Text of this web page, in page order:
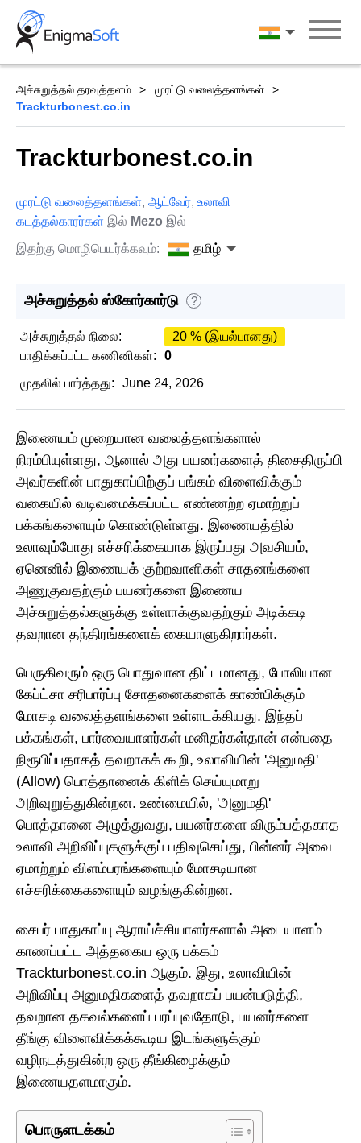
Skip
content
தமிழ்
அச்சுறுத்தல் தரவுத்தளம்
முரட்டு வலைத்தளங்கள்
Trackturbonest.co.in
Trackturbonest.co.in
முரட்டு வலைத்தளங்கள், ஆட்வேர், உலாவி
கடத்தல்காரர்கள் இல் Mezo இல்
இதற்கு மொழிபெயர்க்கவும்:
தமிழ்
அச்சுறுத்தல் ஸ்கோர்கார்டு ?
அச்சுறுத்தல் நிலை:
20 % (இயல்பானது)
பாதிக்கப்பட்ட கணினிகள்:
0
முதலில் பார்த்தது:
June 24, 2026
இணையம் முறையான வலைத்தளங்களால்
நிரம்பியுள்ளது, ஆனால் அது பயனர்களைத் திசைதிருப்பி
அவர்களின் பாதுகாப்பிற்குப் பங்கம் விளைவிக்கும்
வகையில் வடிவமைக்கப்பட்ட எண்ணற்ற ஏமாற்றுப்
பக்கங்களையும் கொண்டுள்ளது. இணையத்தில்
உலாவும்போது எச்சரிக்கையாக இருப்பது அவசியம்,
ஏனெனில் இணையக் குற்றவாளிகள் சாதனங்களை
அணுகுவதற்கும் பயனர்களை இணைய
அச்சுறுத்தல்களுக்கு உள்ளாக்குவதற்கும் அடிக்கடி
தவறான தந்திரங்களைக் கையாளுகிறார்கள்.
பெருகிவரும் ஒரு பொதுவான திட்டமானது, போலியான
கேப்ட்சா சரிபார்ப்பு சோதனைகளைக் காண்பிக்கும்
மோசடி வலைத்தளங்களை உள்ளடக்கியது. இந்தப்
பக்கங்கள், பார்வையாளர்கள் மனிதர்கள்தான் என்பதை
நிரூபிப்பதாகத் தவறாகக் கூறி, உலாவியின் 'அனுமதி'
(Allow) பொத்தானைக் கிளிக் செய்யுமாறு
அறிவுறுத்துகின்றன. உண்மையில், 'அனுமதி'
பொத்தானை அழுத்துவது, பயனர்களை விரும்பத்தகாத
உலாவி அறிவிப்புகளுக்குப் பதிவுசெய்து, பின்னர் அவை
ஏமாற்றும் விளம்பரங்களையும் மோசடியான
எச்சரிக்கைகளையும் வழங்குகின்றன.
சைபர் பாதுகாப்பு ஆராய்ச்சியாளர்களால் அடையாளம்
காணப்பட்ட அத்தகைய ஒரு பக்கம்
Trackturbonest.co.in ஆகும். இது, உலாவியின்
அறிவிப்பு அனுமதிகளைத் தவறாகப் பயன்படுத்தி,
தவறான தகவல்களைப் பரப்புவதோடு, பயனர்களை
தீங்கு விளைவிக்கக்கூடிய இடங்களுக்கும்
வழிநடத்துகின்ற ஒரு தீங்கிழைக்கும்
இணையதளமாகும்.
பொருளடக்கம்